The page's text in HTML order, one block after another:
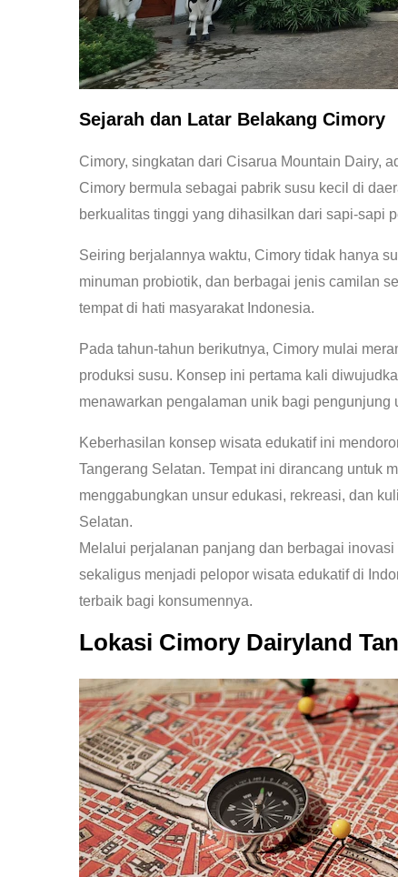
Sejarah dan Latar Belakang Cimory
Cimory, singkatan dari Cisarua Mountain Dairy,
Cimory bermula sebagai pabrik susu kecil di
berkualitas tinggi yang dihasilkan dari sapi-sapi
Seiring berjalannya waktu, Cimory tidak hanya
minuman probiotik, dan berbagai jenis camilan
tempat di hati masyarakat Indonesia.
Pada tahun-tahun berikutnya, Cimory mulai
produksi susu. Konsep ini pertama kali
menawarkan pengalaman unik bagi
Keberhasilan konsep wisata edukatif ini
Tangerang Selatan. Tempat ini dirancang untuk
menggabungkan unsur edukasi, rekreasi, dan
Selatan.
Melalui perjalanan panjang dan berbagai
sekaligus menjadi pelopor wisata edukatif di
terbaik bagi konsumennya.
Lokasi Cimory Dairyland